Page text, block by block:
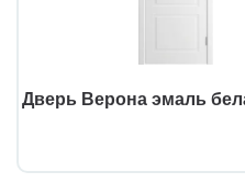
Дверь Верона эмаль